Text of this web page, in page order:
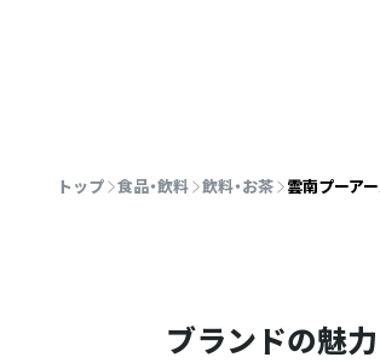
トップ 食品・飲料 飲料・お茶 雲南プーア
ブランドの魅